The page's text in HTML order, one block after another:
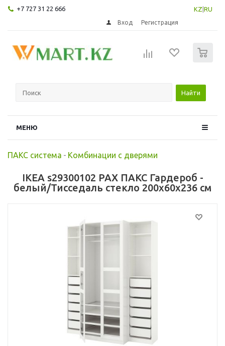
+7 727 31 22 666 KZ RU
Вход Регистрация
Найти
МЕНЮ
ПАКС система - Комбинации с дверями
IKEA s29300102 PAX ПАКС Гардероб -
белый/Тисседаль стекло 200x60x236 см